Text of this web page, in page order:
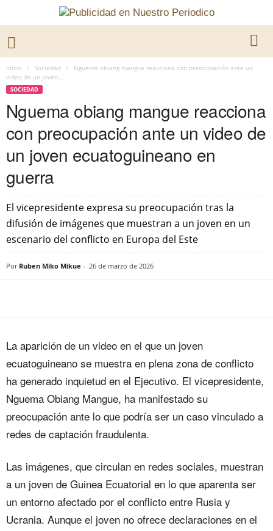
Inicio Sociedad
Nguema obiang mangue reacciona con preocupación ante un
video de un joven...
SOCIEDAD
Nguema obiang mangue reacciona
con preocupación ante un video de
un joven ecuatoguineano en
guerra
El vicepresidente expresa su preocupación tras la
difusión de imágenes que muestran a un joven en un
escenario del conflicto en Europa del Este
Por Ruben Miko Mikue - 26 de marzo de 2026
La aparición de un video en el que un joven
ecuatoguineano se muestra en plena zona de conflicto
ha generado inquietud en el Ejecutivo. El vicepresidente,
Nguema Obiang Mangue, ha manifestado su
preocupación ante lo que podría ser un caso vinculado a
redes de captación fraudulenta.
Las imágenes, que circulan en redes sociales, muestran
a un joven de Guinea Ecuatorial en lo que aparenta ser
un entorno afectado por el conflicto entre Rusia y
Ucrania. Aunque el joven no ofrece declaraciones en el